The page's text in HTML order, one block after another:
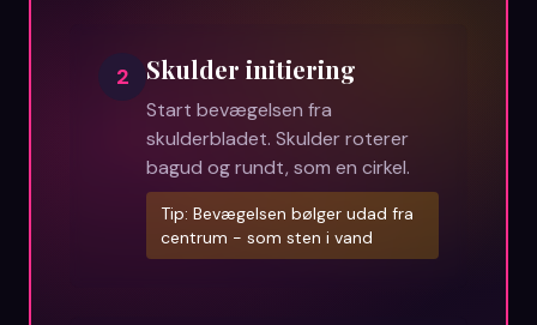
2 Skulder initiering
Start bevægelsen fra
skulderbladet. Skulder roterer
bagud og rundt, som en cirkel.
Tip: Bevægelsen bølger udad fra
centrum - som sten i vand